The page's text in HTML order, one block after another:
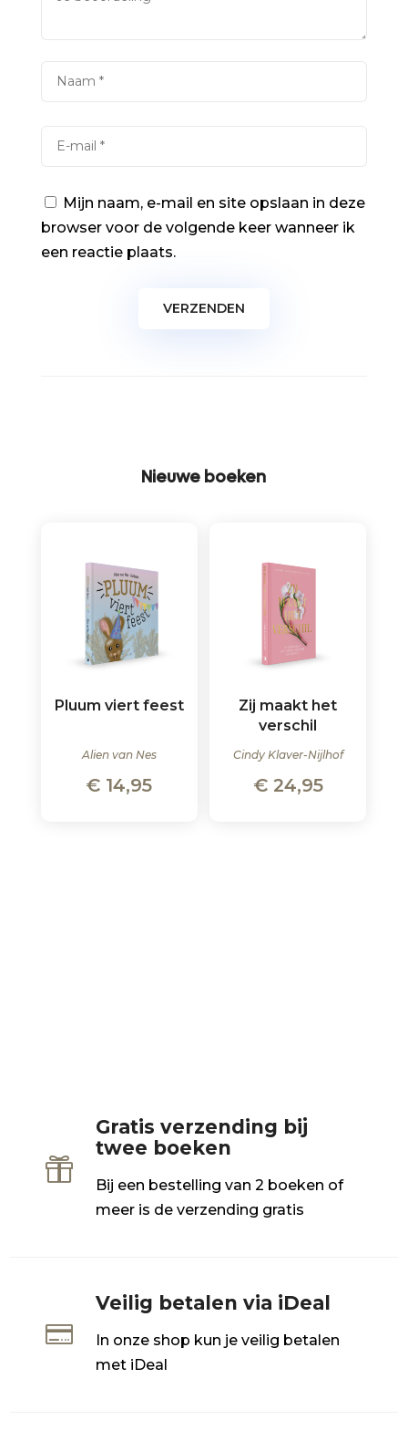
Mijn naam, e-mail en site opslaan in deze
browser voor de volgende keer wanneer ik
een reactie plaats.
Nieuwe boeken
Pluum viert feest
Alien van Nes
€ 14,95
Zij maakt het
verschil
Cindy Klaver-Nijlhof
€24,95

Gratis verzending bij
twee boeken
Bij een bestelling van 2 boeken of
meer is de verzending gratis

Veilig betalen via iDeal
In onze shop kun je veilig betalen
met iDeal